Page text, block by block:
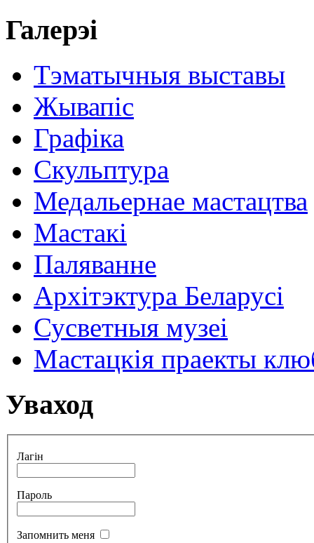
Галерэі
Тэматычныя выставы
Жывапіс
Графіка
Скульптура
Медальернае мастацтва
Мастакі
Паляванне
Архітэктура Беларусі
Сусветныя музеі
Мастацкія праекты
Уваход
Лагін
Пароль
Запомнить меня